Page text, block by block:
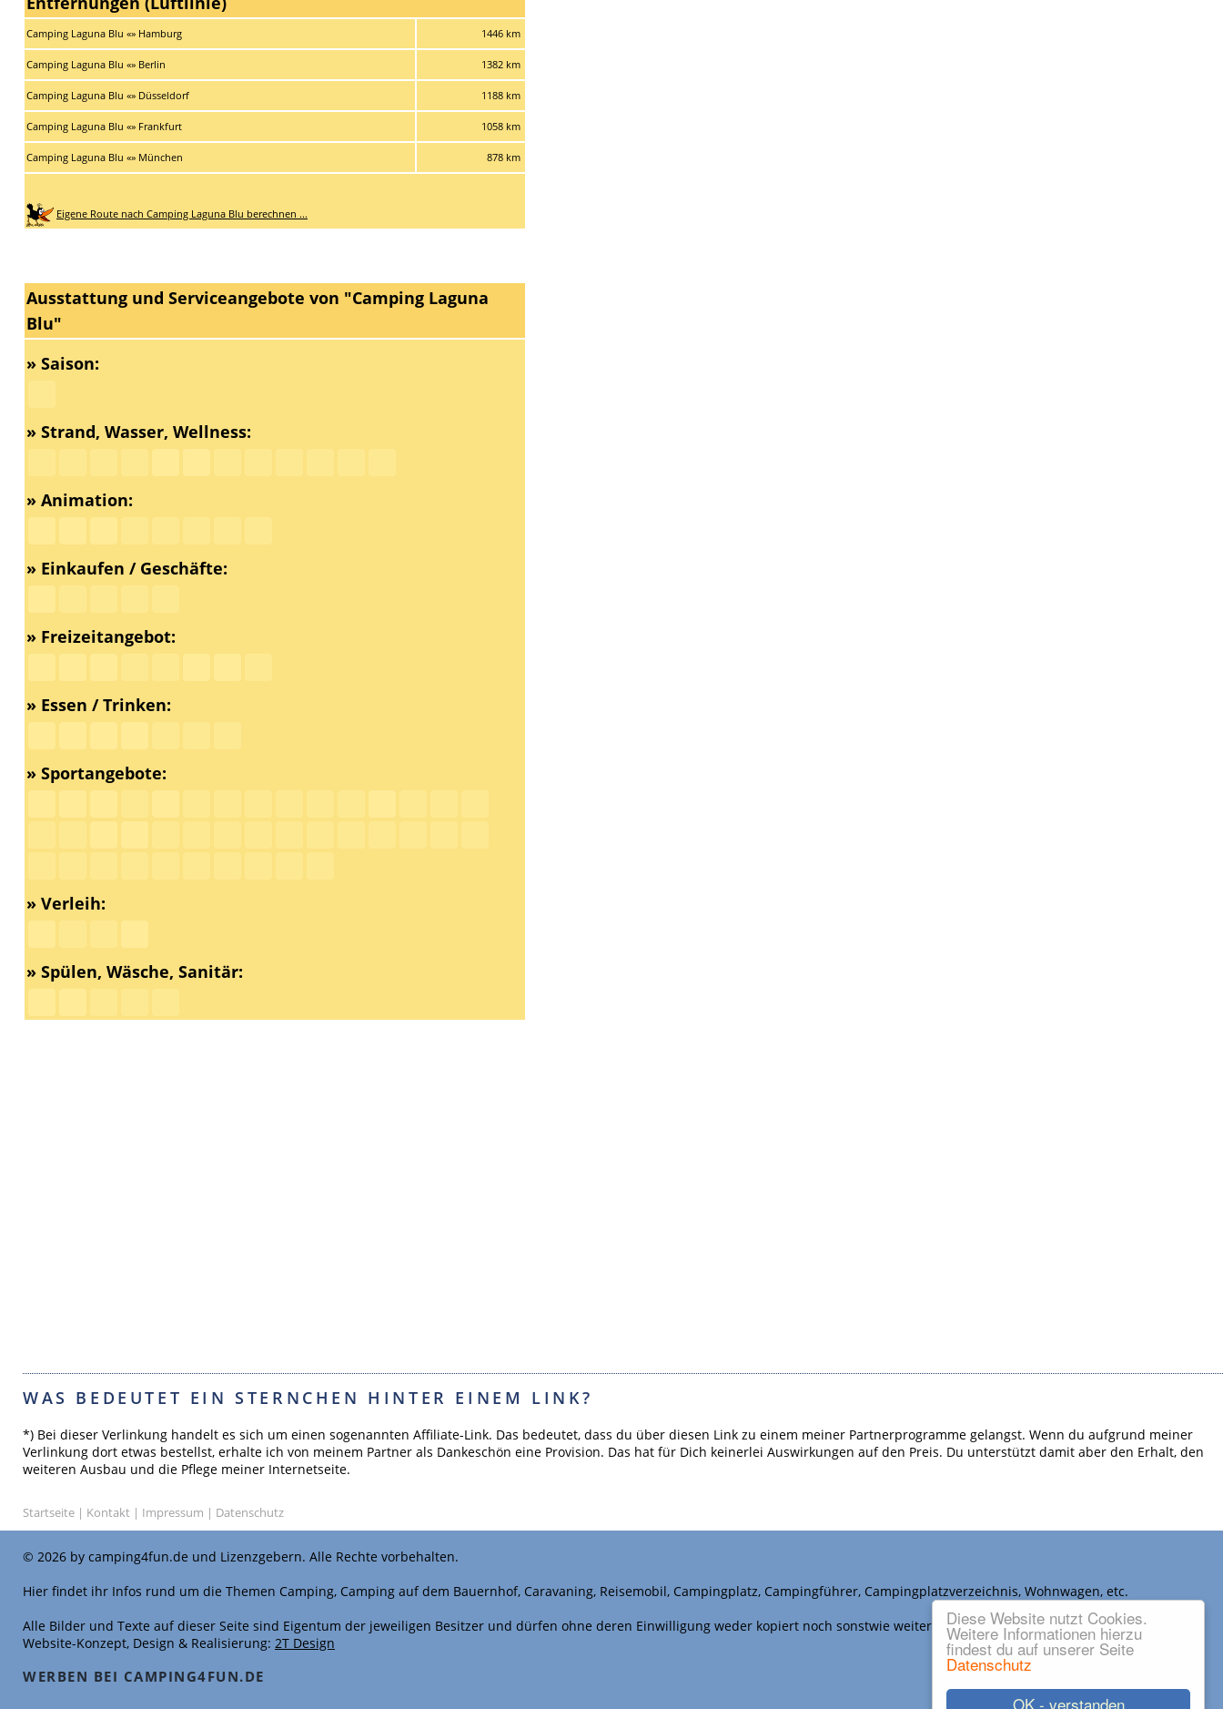
OK - verstanden
Diese Website nutzt Cookies.
Weitere Informationen hierzu
findest du auf unserer Seite
Datenschutz
Camping Laguna Blu «» Hamburg 1446 km
Camping Laguna Blu «» Berlin 1382 km
Camping Laguna Blu «» Düsseldorf 1188 km
Camping Laguna Blu «» Frankfurt 1058 km
Camping Laguna Blu «» München 878 km
Eigene Route nach Camping Laguna Blu berechnen ...
Ausstattung und Serviceangebote von "Camping Laguna
Blu"
» Saison:
» Strand, Wasser, Wellness:
» Animation:
» Einkaufen / Geschäfte:
» Freizeitangebot:
» Essen / Trinken:
» Sportangebote:
» Verleih:
» Spülen, Wäsche, Sanitär:
WAS BEDEUTET EIN STERNCHEN HINTER EINEM LINK?
*) Bei dieser Verlinkung handelt es sich um einen sogenannten Affiliate-Link. Das bedeutet, dass du über diesen Link zu einem meiner Partnerprogramme gelangst. Wenn du aufgrund meiner
Verlinkung dort etwas bestellst, erhalte ich von meinem Partner als Dankeschön eine Provision. Das hat für Dich keinerlei Auswirkungen auf den Preis. Du unterstützt damit aber den Erhalt, den
weiteren Ausbau und die Pflege meiner Internetseite.
Startseite | Kontakt | Impressum | Datenschutz
© 2026 by camping4fun.de und Lizenzgebern. Alle Rechte vorbehalten.
Hier findet ihr Infos rund um die Themen Camping, Camping auf dem Bauernhof, Caravaning, Reisemobil, Campingplatz, Campingführer, Campingplatzverzeichnis, Wohnwagen, etc.
Alle Bilder und Texte auf dieser Seite sind Eigentum der jeweiligen Besitzer und dürfen ohne deren Einwilligung weder kopiert noch sonstwie weiter verwendet werden.
Website-Konzept, Design & Realisierung: 2T Design
WERBEN BEI CAMPING4FUN.DE